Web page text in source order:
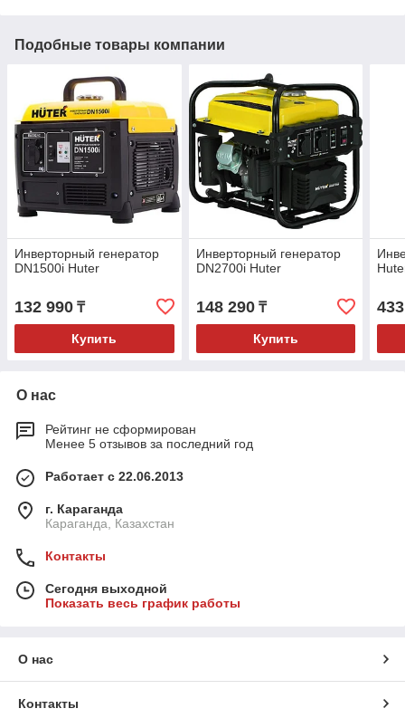
Подобные товары компании
Инверторный генератор
DN1500i Huter
132 990 ₸
Купить
Инверторный генератор
DN2700i Huter
148 290₸
Купить
О нас
Рейтинг не сформирован
Менее 5 отзывов за последний год
Работает с 22.06.2013
г. Караганда
Караганда, Казахстан
Контакты
Сегодня выходной
Показать весь график работы
О нас
Контакты